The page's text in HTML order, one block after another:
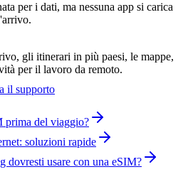
per i dati, ma nessuna app si carica
gli itinerari in più paesi, le mappe,
per il lavoro da remoto.
il supporto
prima del viaggio?
soluzioni rapide
dovresti usare con una eSIM?